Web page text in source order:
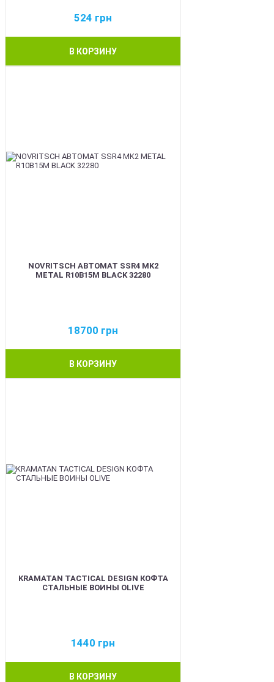
524 грн
В КОРЗИНУ
NOVRITSCH АВТОМАТ SSR4 MK2
METAL R10B15M BLACK 32280
18700 грн
В КОРЗИНУ
KRAMATAN TACTICAL DESIGN КОФТА
СТАЛЬНЫЕ ВОИНЫ OLIVE
1440 грн
В КОРЗИНУ